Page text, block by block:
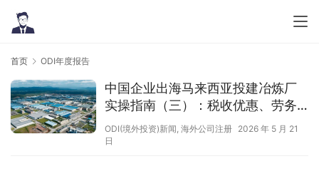
首页 ODI年度报告
中国企业出海马来西亚投建冶炼厂
实操指南（三）：税收优惠、劳务
本地化与供应链风控
ODI(境外投资)新闻, 海外公司注册 2026 年 5 月 21
日